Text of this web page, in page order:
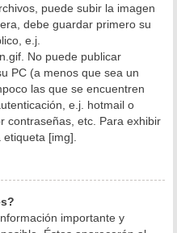
puede subir la imagen
debe guardar primero su
e.j.
No puede publicar
PC (a menos que sea un
las que se encuentren
e.j. hotmail o
contraseñas, etc. Para exhibir
[img].
importante y